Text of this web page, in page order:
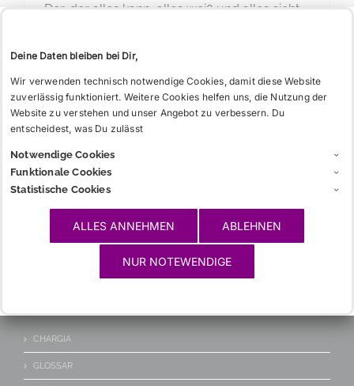
Der, der alles kann, alles weiß und alles sieht
GESCHICHTE
DIE L! TEUTONIA
DER TREUBUND
CHARGIA
GLOSSAR
Deine Daten bleiben bei Dir,
Wir verwenden technisch notwendige Cookies, damit diese Website
zuverlässig funktioniert. Weitere Cookies helfen uns, die Nutzung der
Website zu verstehen und unser Angebot zu verbessern. Du
entscheidest, was Du zulässt
Notwendige Cookies
Funktionale Cookies
Statistische Cookies
ALLES ANNEHMEN ABLEHNEN
NUR NOTEWENDIGE